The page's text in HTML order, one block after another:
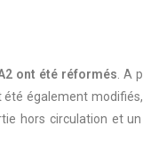
ont été réformés . A
été également
hors circulation et un